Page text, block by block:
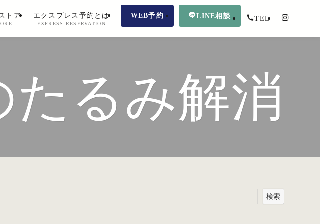
トア エクスプレス予約とは
EXPRESS RESERVATION
WEB予約 LINE相談 TEL
たるみ解消
検索